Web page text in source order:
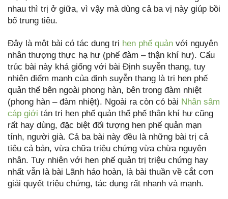
nhau thì trị ở giữa, vì vậy mà dùng cả ba vị này giúp bồi
bổ trung tiêu.
Đây là một bài có tác dụng trị hen phế quản với nguyên
nhân thượng thực hạ hư (phế đàm – thận khí hư). Cấu
trúc bài này khá giống với bài Định suyễn thang, tuy
nhiên điểm mạnh của định suyễn thang là trị hen phế
quản thể bên ngoài phong hàn, bên trong đàm nhiệt
(phong hàn – đàm nhiệt). Ngoài ra còn có bài Nhân sâm
cáp giới tán trị hen phế quản thể phế thận khí hư cũng
rất hay dùng, đặc biệt đối tượng hen phế quản mạn
tính, người già. Cả ba bài này đều là những bài trị cả
tiêu cả bản, vừa chữa triệu chứng vừa chừa nguyên
nhân. Tuy nhiên với hen phế quản trị triệu chứng hay
nhất vẫn là bài Lãnh háo hoàn, là bài thuần về cắt cơn
giải quyết triệu chứng, tác dụng rất nhanh và mạnh.